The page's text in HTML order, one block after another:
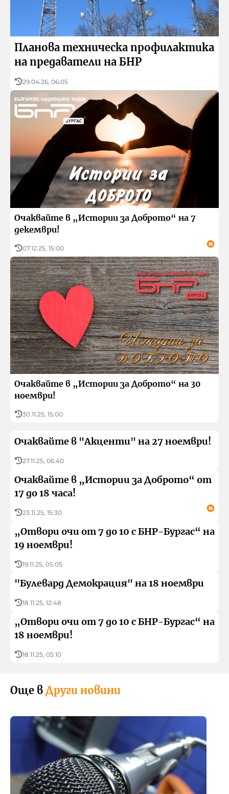
Здраве
Спорт
Приказни истории с БНР Бургас
Детското.БНР
Архивен фонд на БНР
Планова техническа профилактика
на предаватели на БНР
29.04.26, 06:05
Очаквайте в „Истории за Доброто“ на 7
декември!
07.12.25, 15:00
Очаквайте в „Истории за Доброто“ на 30
ноември!
30.11.25, 15:00
Очаквайте в "Акценти" на 27 ноември!
27.11.25, 06:40
Очаквайте в „Истории за Доброто“ от
17 до 18 часа!
23.11.25, 15:30
„Отвори очи от 7 до 10 с БНР-Бургас“ на
19 ноември!
19.11.25, 05:05
"Булевард Демокрация" на 18 ноември
18.11.25, 12:48
„Отвори очи от 7 до 10 с БНР-Бургас“ на
18 ноември!
18.11.25, 05:10
Още в Други новини